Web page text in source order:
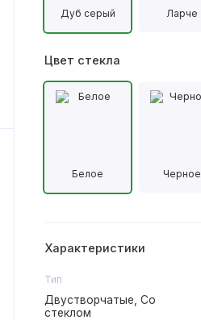
Дуб серый Ларче
Цвет стекла
Белое Черное
Характеристики
Тип
Двустворчатые, Со
стеклом